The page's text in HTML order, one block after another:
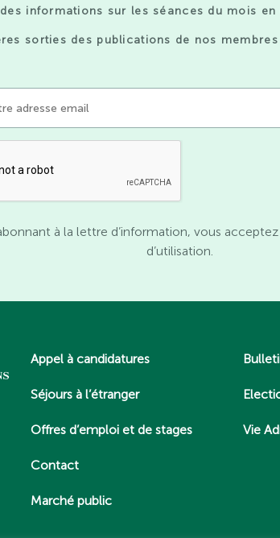
informations sur les séances du mois
sorties des publications de nos
à la lettre d’information, vous
d’utilisation.
Appel à candidatures
Séjours à l’étranger
Offres d’emploi et de stages
Contact
Marché public
Vie